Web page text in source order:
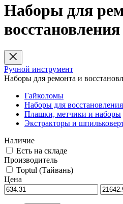
Наборы для
Ручной инструмент
Наборы для ремонта и
Гайколомы
Наборы для
Плашки, метчики и наборы
Экстракторы и
Наличие
Есть на складе
Производитель
Toptul (Тайвань)
Цена